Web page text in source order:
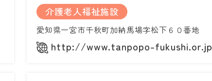
介護老人福祉施設
愛知県一宮市千秋町加納馬場字松下６０番地
http://www.tanpopo-fukushi.or.jp